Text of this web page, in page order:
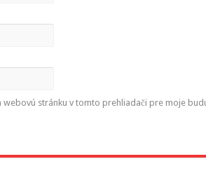
stránku v tomto prehliadači pre moje